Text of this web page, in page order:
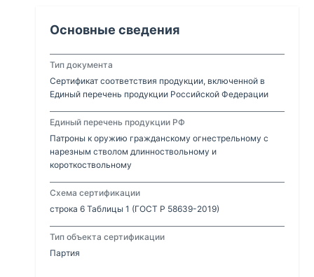
Основные сведения
Тип документа
Сертификат соответствия продукции, включенной в
Единый перечень продукции Российской Федерации
Единый перечень продукции РФ
Патроны к оружию гражданскому огнестрельному с
нарезным стволом длинноствольному и
короткоствольному
Схема сертификации
строка 6 Таблицы 1 (ГОСТ Р 58639-2019)
Тип объекта сертификации
Партия